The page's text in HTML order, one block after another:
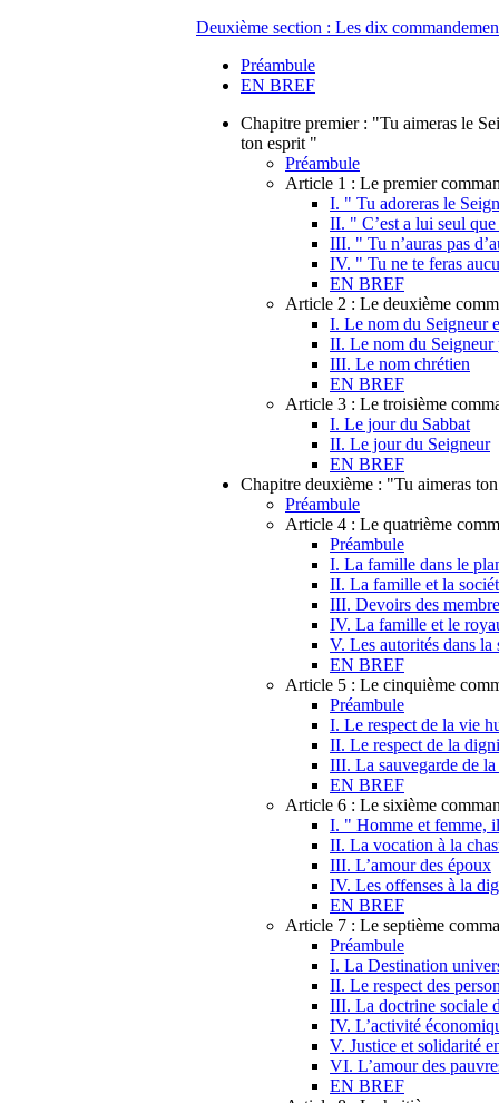
Deuxième section : Les dix
Préambule
EN BREF
Chapitre premier : "Tu aimeras le
ton esprit "
Préambule
Article 1 : Le premier
I. " Tu adoreras le
II. " C’est a lui seul
III. " Tu n’auras pas
IV. " Tu ne te feras
EN BREF
Article 2 : Le deuxième
I. Le nom du Seigneur
II. Le nom du Seigneur
III. Le nom chrétien
EN BREF
Article 3 : Le troisième
I. Le jour du Sabbat
II. Le jour du Seigneur
EN BREF
Chapitre deuxième : "Tu aimeras
Préambule
Article 4 : Le quatrième
Préambule
I. La famille dans le
II. La famille et la
III. Devoirs des
IV. La famille et le
V. Les autorités dans la
EN BREF
Article 5 : Le cinquième
Préambule
I. Le respect de la vie
II. Le respect de la
III. La sauvegarde de
EN BREF
Article 6 : Le sixième
I. " Homme et femme,
II. La vocation à la
III. L’amour des époux
IV. Les offenses à la
EN BREF
Article 7 : Le septième
Préambule
I. La Destination
II. Le respect des
III. La doctrine sociale
IV. L’activité
V. Justice et solidarité
VI. L’amour des
EN BREF